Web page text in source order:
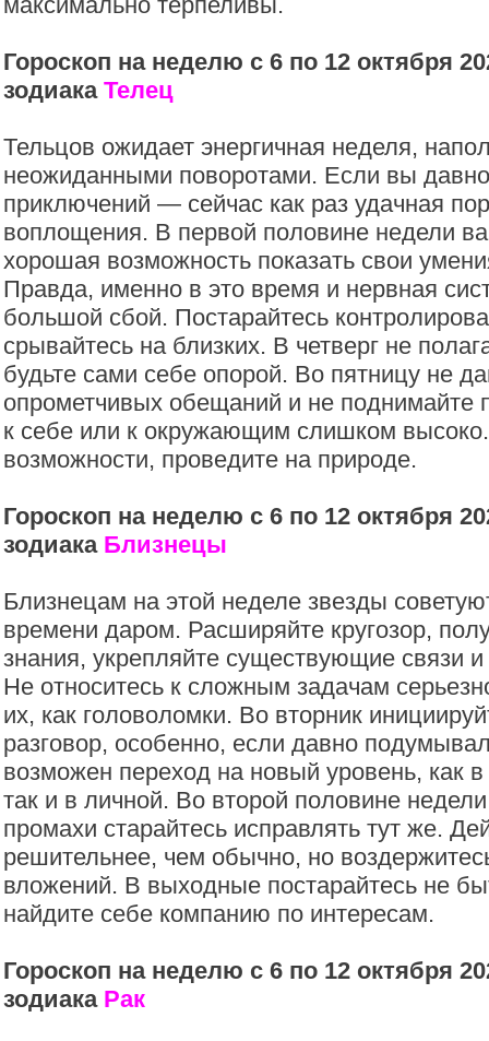
Гороскоп на неделю с 6 по 12 октября
зодиака Телец
Тельцов ожидает энергичная неделя,
неожиданными поворотами. Если вы
приключений — сейчас как раз удачная
воплощения. В первой половине недели
хорошая возможность показать свои
Правда, именно в это время и нервная
большой сбой. Постарайтесь
срывайтесь на близких. В четверг не
будьте сами себе опорой. Во пятницу не
опрометчивых обещаний и не поднимайте
к себе или к окружающим слишком
возможности, проведите на природе.
Гороскоп на неделю с 6 по 12 октября
зодиака Близнецы
Близнецам на этой неделе звезды
времени даром. Расширяйте кругозор,
знания, укрепляйте существующие связи
Не относитесь к сложным задачам
их, как головоломки. Во вторник
разговор, особенно, если давно
возможен переход на новый уровень, как
так и в личной. Во второй половине
промахи старайтесь исправлять тут же.
решительнее, чем обычно, но
вложений. В выходные постарайтесь не
найдите себе компанию по интересам.
Гороскоп на неделю с 6 по 12 октября
зодиака Рак